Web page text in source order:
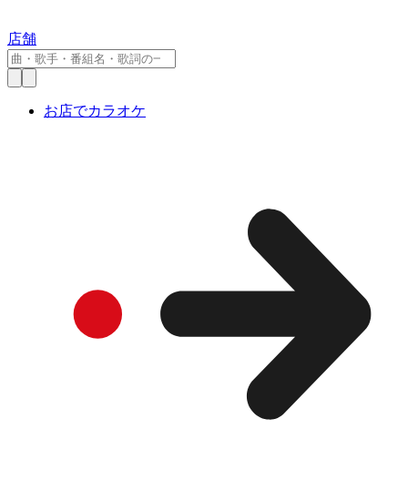
店舗
お店でカラオケ